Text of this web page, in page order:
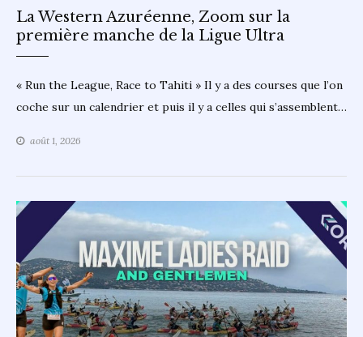
La Western Azuréenne, Zoom sur la
première manche de la Ligue Ultra
« Run the League, Race to Tahiti » Il y a des courses que l’on
coche sur un calendrier et puis il y a celles qui s’assemblent…
août 1, 2026